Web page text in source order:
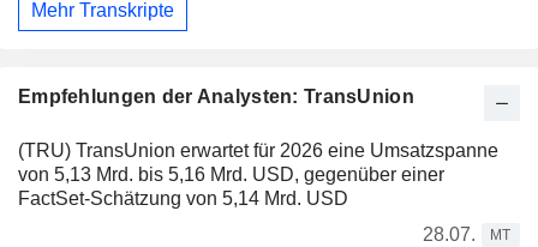
Mehr Transkripte
Empfehlungen der Analysten: TransUnion
(TRU) TransUnion erwartet für 2026 eine Umsatzspanne
von 5,13 Mrd. bis 5,16 Mrd. USD, gegenüber einer
FactSet-Schätzung von 5,14 Mrd. USD
28.07.
MT